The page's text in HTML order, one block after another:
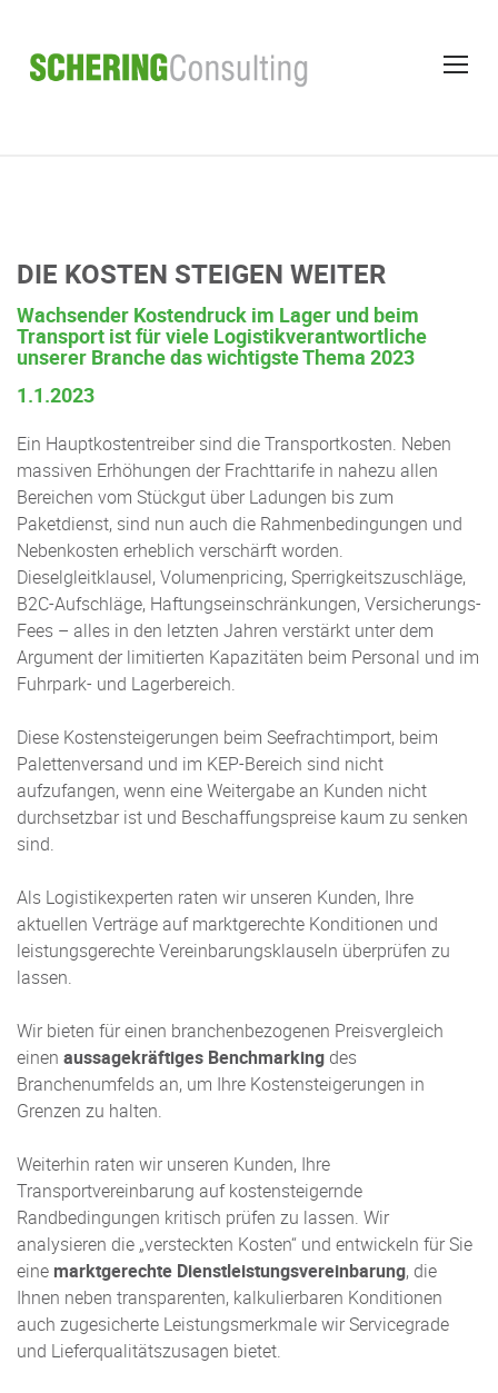
content
DIE KOSTEN STEIGEN WEITER
Wachsender Kostendruck im Lager und beim
Transport ist für viele Logistikverantwortliche
unserer Branche das wichtigste Thema 2023
1.1.2023
Ein Hauptkostentreiber sind die Transportkosten. Neben
massiven Erhöhungen der Frachttarife in nahezu allen
Bereichen vom Stückgut über Ladungen bis zum
Paketdienst, sind nun auch die Rahmenbedingungen und
Nebenkosten erheblich verschärft worden.
Dieselgleitklausel, Volumenpricing, Sperrigkeitszuschläge,
B2C-Aufschläge, Haftungseinschränkungen, Versicherungs-
Fees – alles in den letzten Jahren verstärkt unter dem
Argument der limitierten Kapazitäten beim Personal und im
Fuhrpark- und Lagerbereich.
Diese Kostensteigerungen beim Seefrachtimport, beim
Palettenversand und im KEP-Bereich sind nicht
aufzufangen, wenn eine Weitergabe an Kunden nicht
durchsetzbar ist und Beschaffungspreise kaum zu senken
sind.
Als Logistikexperten raten wir unseren Kunden, Ihre
aktuellen Verträge auf marktgerechte Konditionen und
leistungsgerechte Vereinbarungsklauseln überprüfen zu
lassen.
Wir bieten für einen branchenbezogenen Preisvergleich
einen aussagekräftiges Benchmarking des
Branchenumfelds an, um Ihre Kostensteigerungen in
Grenzen zu halten.
Weiterhin raten wir unseren Kunden, Ihre
Transportvereinbarung auf kostensteigernde
Randbedingungen kritisch prüfen zu lassen. Wir
analysieren die „versteckten Kosten“ und entwickeln für Sie
eine marktgerechte Dienstleistungsvereinbarung, die
Ihnen neben transparenten, kalkulierbaren Konditionen
auch zugesicherte Leistungsmerkmale wir Servicegrade
und Lieferqualitätszusagen bietet.